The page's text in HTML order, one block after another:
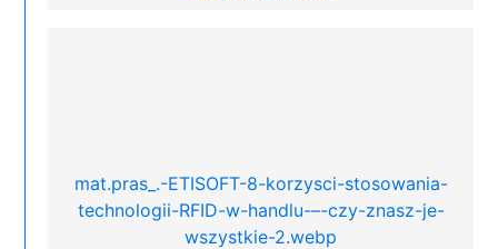
mat.pras_.-ETISOFT-8-korzysci-stosowania-
technologii-RFID-w-handlu-–-czy-znasz-je-
wszystkie-2.webp